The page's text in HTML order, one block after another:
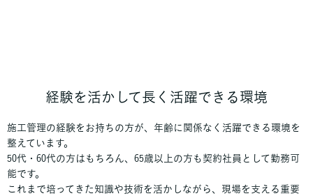
経験を活かして長く活躍できる環境
施工管理の経験をお持ちの方が、年齢に関係なく活躍できる環境を
整えています。
50代・60代の方はもちろん、65歳以上の方も契約社員として勤務可
能です。
これまで培ってきた知識や技術を活かしながら、現場を支える重要